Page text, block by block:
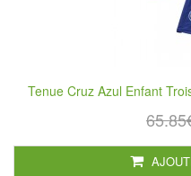
Tenue Cruz Azul Enfant